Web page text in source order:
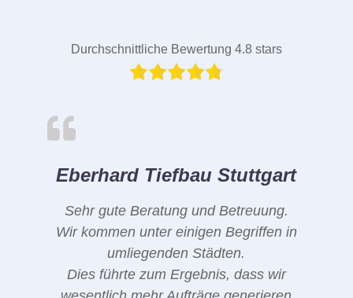
Durchschnittliche Bewertung 4.8 stars
Eberhard Tiefbau Stuttgart
Sehr gute Beratung und Betreuung.
Wir kommen unter einigen Begriffen in
umliegenden Städten.
Dies führte zum Ergebnis, dass wir